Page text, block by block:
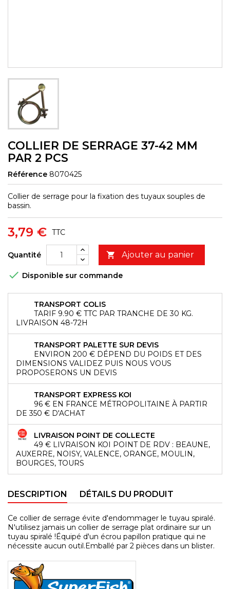
COLLIER DE SERRAGE 37-42 MM
PAR 2 PCS
Référence 8070425
Collier de serrage pour la fixation des tuyaux souples de
bassin.
3,79 € TTC
Quantité  Ajouter au panier
 Disponible sur commande
TRANSPORT COLIS
TARIF 9.90 € TTC PAR TRANCHE DE 30 KG.
LIVRAISON 48-72H
TRANSPORT PALETTE SUR DEVIS
ENVIRON 200 € DÉPEND DU POIDS ET DES
DIMENSIONS VALIDEZ PUIS NOUS VOUS
PROPOSERONS UN DEVIS
TRANSPORT EXPRESS KOI
96 € EN FRANCE MÉTROPOLITAINE À PARTIR
DE 350 € D'ACHAT
LIVRAISON POINT DE COLLECTE
49 € LIVRAISON KOI POINT DE RDV : BEAUNE,
AUXERRE, NOISY, VALENCE, ORANGE, MOULIN,
BOURGES, TOURS
DESCRIPTION DÉTAILS DU PRODUIT
Ce collier de serrage évite d'endommager le tuyau spiralé.
N'utilisez jamais un collier de serrage plat ordinaire sur un
tuyau spiralé !Équipé d'un écrou papillon pratique qui ne
nécessite aucun outil.Emballé par 2 pièces dans un blister.